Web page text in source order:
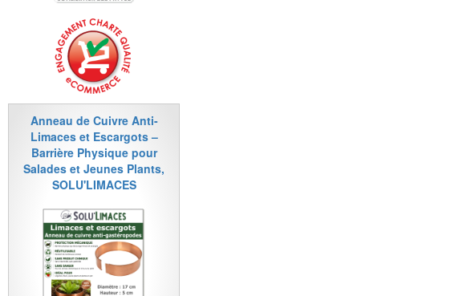
Anneau de Cuivre Anti-
Limaces et Escargots –
Barrière Physique pour
Salades et Jeunes Plants,
SOLU'LIMACES